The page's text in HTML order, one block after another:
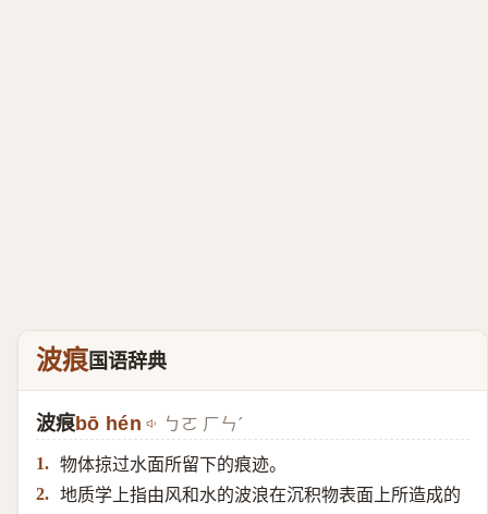
波痕国语辞典
波痕bō hén ㄅㄛ ㄏㄣˊ
1. 物体掠过水面所留下的痕迹。
2. 地质学上指由风和水的波浪在沉积物表面上所造成的